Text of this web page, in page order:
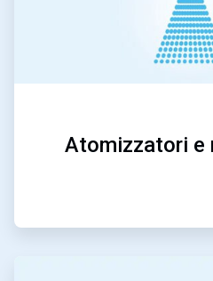
Atomizzatori e